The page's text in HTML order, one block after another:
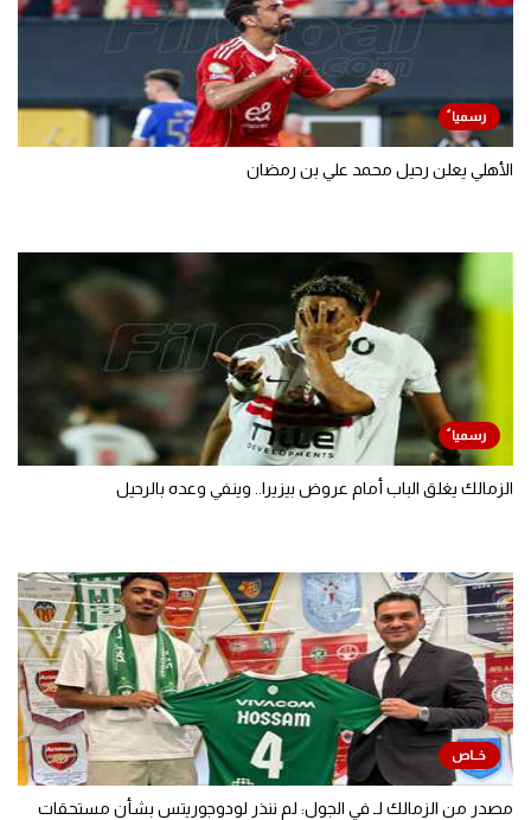
الأهلي يعلن رحيل محمد علي بن رمضان
الزمالك يغلق الباب أمام عروض بيزيرا.. وينفي وعده بالرحيل
مصدر من الزمالك لـ في الجول: لم ننذر لودوجوريتس بشأن مستحقات